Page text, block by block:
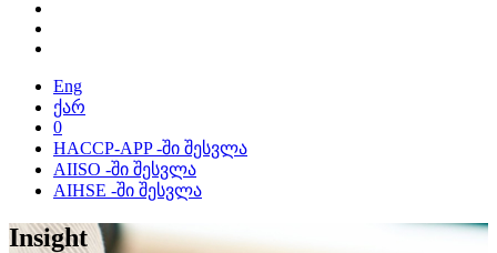
Eng
ქარ
0
HACCP-APP -ში შესვლა
AIISO -ში შესვლა
AIHSE -ში შესვლა
Insight